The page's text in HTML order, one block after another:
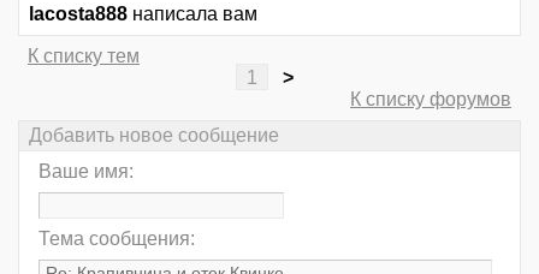
lacosta888 написала вам
К списку тем
1
>
К списку форумов
Добавить новое сообщение
Ваше имя:
Тема сообщения: